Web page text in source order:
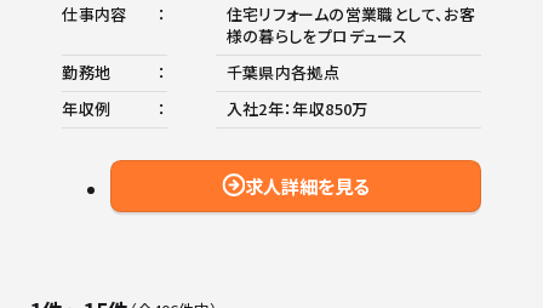
仕事内容
住宅リフォームの営業職として、お客
様の暮らしをプロデュース
勤務地
千葉県内各拠点
年収例
入社2年：年収850万
求人詳細を見る